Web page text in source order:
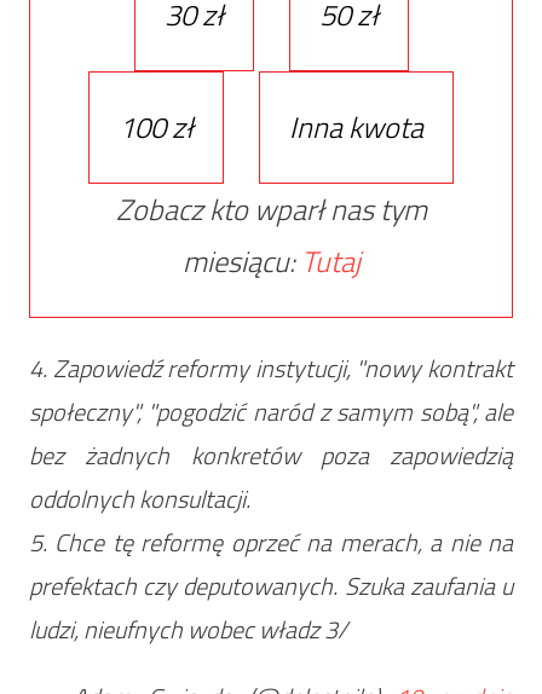
30 zł 50 zł
100 zł
Inna kwota
Zobacz kto wparł nas tym
miesiącu: Tutaj
4. Zapowiedź reformy instytucji, "nowy kontrakt
społeczny", "pogodzić naród z samym sobą", ale
bez żadnych konkretów poza zapowiedzią
oddolnych konsultacji.
5. Chce tę reformę oprzeć na merach, a nie na
prefektach czy deputowanych. Szuka zaufania u
ludzi, nieufnych wobec władz 3/